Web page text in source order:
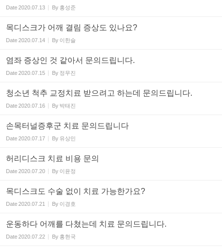
Date2020.07.13 By 홍성준
목디스크가 어깨 결림 증상도 있나요?
Date2020.07.14 By 이한슬
염좌 증상인 것 같아서 문의드립니다.
Date2020.07.15 By 정무진
청소년 척추 교정치료 받으려고 하는데 문의드립니다.
Date2020.07.16 By 박태진
손목터널증후군 치료 문의드립니다
Date2020.07.17 By 유상민
허리디스크 치료 비용 문의
Date2020.07.20 By 이윤정
목디스크도 수술 없이 치료 가능한가요?
Date2020.07.21 By 이경호
운동하다 어깨를 다쳤는데 치료 문의드립니다.
Date2020.07.22 By 홍현국